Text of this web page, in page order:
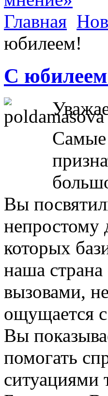
Главная
юбилеем!
С
Самые
Вы
непростому
которых
наша
вызовами,
ощущается
Вы
помогать
ситуациями